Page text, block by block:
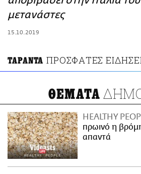
ΑΜΠΑ
μετανάστες
15.10.2019
ΤΑΡΑΝΤΑ ΠΡΟΣΦΑΤΕΣ
ΘΕΜΑΤΑ
HEALTHY
πρωινό η
απαντά